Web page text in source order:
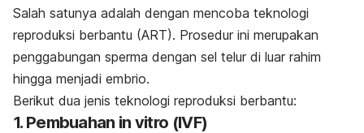
Salah satunya adalah dengan mencoba teknologi
reproduksi berbantu (ART). Prosedur ini merupakan
penggabungan sperma dengan sel telur di luar rahim
hingga menjadi embrio.
Berikut dua jenis teknologi reproduksi berbantu:
1. Pembuahan in vitro (IVF)